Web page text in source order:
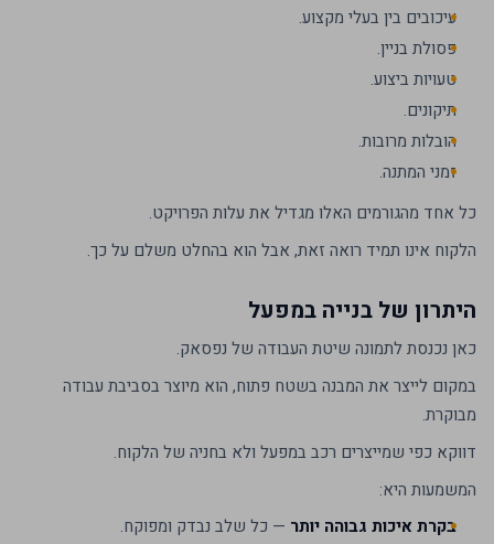
עיכובים בין בעלי מקצוע.
פסולת בניין.
טעויות ביצוע.
תיקונים.
הובלות מרובות.
זמני המתנה.
כל אחד מהגורמים האלו מגדיל את עלות הפרויקט.
הלקוח אינו תמיד רואה זאת, אבל הוא בהחלט משלם על כך.
היתרון של בנייה במפעל
כאן נכנסת לתמונה שיטת העבודה של נפסאק.
במקום לייצר את המבנה בשטח פתוח, הוא מיוצר בסביבת עבודה
מבוקרת.
דווקא כפי שמייצרים רכב במפעל ולא בחניה של הלקוח.
המשמעות היא:
בקרת איכות גבוהה יותר — כל שלב נבדק ומפוקח.